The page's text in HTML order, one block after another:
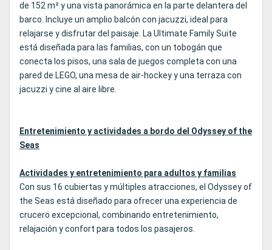
de 152 m² y una vista panorámica en la parte delantera del
barco. Incluye un amplio balcón con jacuzzi, ideal para
relajarse y disfrutar del paisaje. La Ultimate Family Suite
está diseñada para las familias, con un tobogán que
conecta los pisos, una sala de juegos completa con una
pared de LEGO, una mesa de air-hockey y una terraza con
jacuzzi y cine al aire libre.
Entretenimiento y actividades a bordo del Odyssey of the
Seas
Actividades y entretenimiento para adultos y familias
Con sus 16 cubiertas y múltiples atracciones, el Odyssey of
the Seas está diseñado para ofrecer una experiencia de
crucero excepcional, combinando entretenimiento,
relajación y confort para todos los pasajeros.